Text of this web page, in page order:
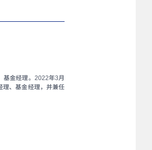
基金经理。2022年3月
理、基金经理，并兼任